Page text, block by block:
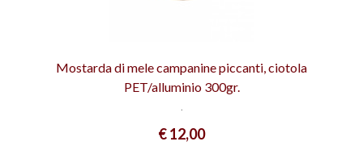
Mostarda di mele campanine piccanti, ciotola
PET/alluminio 300gr.
.
€ 12,00